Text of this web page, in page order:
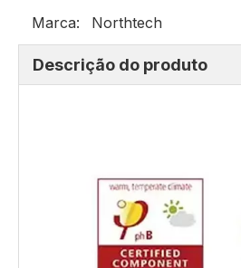
Marca:
Northtech
Descrição do produto